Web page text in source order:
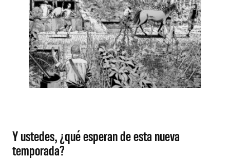
Y ustedes, ¿qué esperan de esta nueva
temporada?